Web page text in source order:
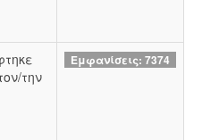
την
Εμφανίσεις: 7374